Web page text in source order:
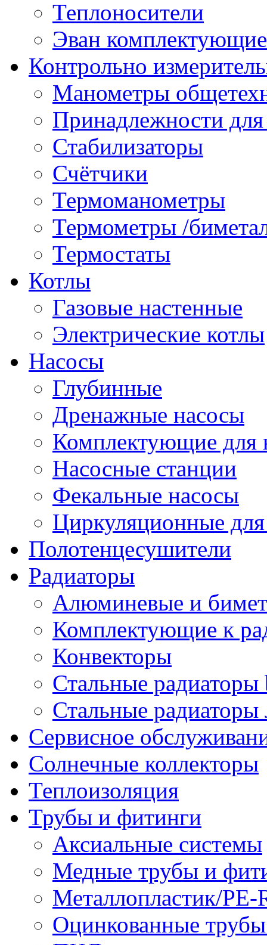
Теплоносители
Эван комплектующие
Контрольно
Манометры
Принадлежности
Стабилизаторы
Счётчики
Термоманометры
Термометры /
Термостаты
Котлы
Газовые настенные
Электрические котлы
Насосы
Глубинные
Дренажные насосы
Комплектующие для
Насосные станции
Фекальные насосы
Циркуляционные для
Полотенцесушители
Радиаторы
Алюминевые и
Комплектующие к
Конвекторы
Стальные радиаторы
Стальные радиаторы
Сервисное
Солнечные коллекторы
Теплоизоляция
Трубы и фитинги
Аксиальные системы
Медные трубы и
Металлопластик/
Оцинкованные